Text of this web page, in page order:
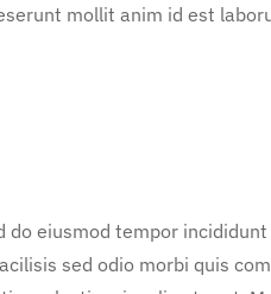
mollit anim id est
eiusmod tempor
sed odio morbi quis